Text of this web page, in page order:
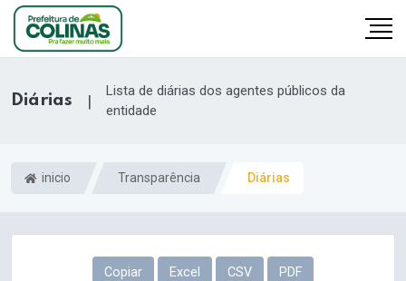
Diárias |
Lista de diárias dos agentes públicos da
entidade
inicio Transparência Diárias
Copiar Excel CSV PDF